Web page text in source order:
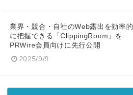
業界・競合・自社のWeb露出を効率的
に把握できる「ClippingRoom」を
PRWire会員向けに先行公開
2025/9/9